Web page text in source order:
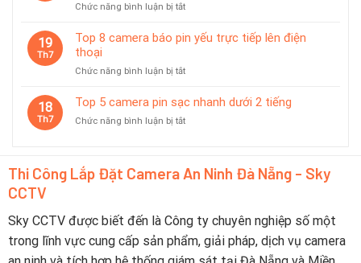
Chọn
Hiệu
chế
tiết
Chức năng bình luận bị tắtở
6
camera
dây
dùng
19
Th7
Top 8 camera báo pin yếu trực tiếp lên điện
thoại
Chức năng bình luận bị tắtở
8
báo
trực
tiếp
thoại
18
Th7
Top 5 camera pin sạc nhanh dưới 2 tiếng
Chức năng bình luận bị tắtở
pin
dưới
2
tiếng
Thi Công Lắp Đặt Camera An Ninh Đà Nẵng - Sky
CCTV
Sky CCTV được biết đến là Công ty chuyên nghiệp số một
trong lĩnh vực cung cấp sản phẩm, giải pháp, dịch vụ camera